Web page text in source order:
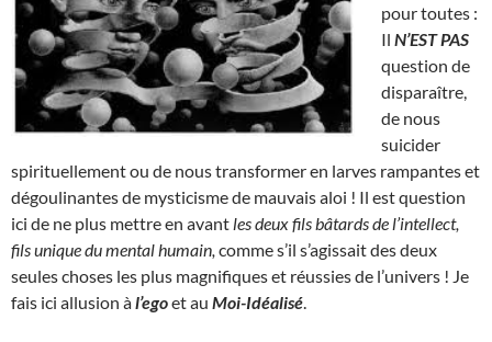
pour toutes :
Il N’EST PAS
question de
disparaître,
de nous
suicider
spirituellement ou de nous transformer en larves rampantes et
dégoulinantes de mysticisme de mauvais aloi ! Il est question
ici de ne plus mettre en avant les deux fils bâtards de l’intellect,
fils unique du mental humain, comme s’il s’agissait des deux
seules choses les plus magnifiques et réussies de l’univers ! Je
fais ici allusion àl’egoet au Moi-Idéalisé